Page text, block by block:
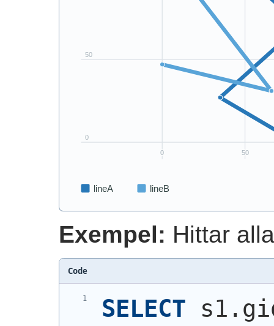
Exempel: Hittar
Code
SELECT